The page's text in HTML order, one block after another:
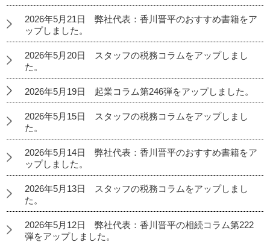
2026年5月21日 弊社代表：香川晋平のおすすめ書籍をア
ップしました。
2026年5月20日 スタッフの税務コラムをアップしまし
た。
2026年5月19日 起業コラム第246弾をアップしました。
2026年5月15日 スタッフの税務コラムをアップしまし
た。
2026年5月14日 弊社代表：香川晋平のおすすめ書籍をア
ップしました。
2026年5月13日 スタッフの税務コラムをアップしまし
た。
2026年5月12日 弊社代表：香川晋平の相続コラム第222
弾をアップしました。